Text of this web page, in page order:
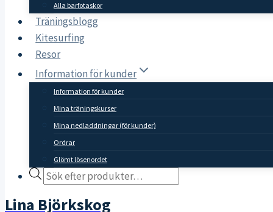
Alla barfotaskor
Träningsblogg
Kitesurfing
Resor
Information för kunder
Information för kunder
Mina träningskurser
Mina nedladdningar (för kunder)
Ordrar
Glömt lösenordet
Products
Lina Björkskog